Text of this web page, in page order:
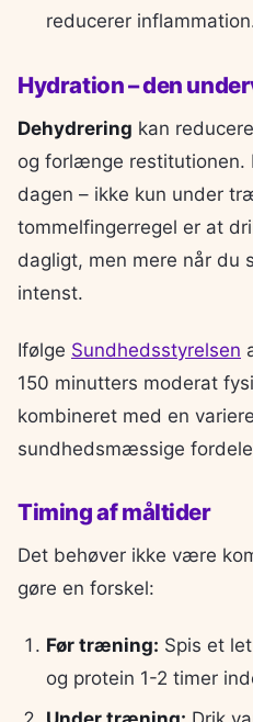
reducerer
Hydration – den
Dehydrering kan
og forlænge
dagen – ikke kun under
tommelfingerregel er at
dagligt, men mere når du
intenst.
Ifølge Sundhedsstyrelsen
150 minutters moderat
kombineret med en
sundhedsmæssige
Timing af måltider
Det behøver ikke være
gøre en forskel:
Før træning: Spis et
og protein 1-2 timer